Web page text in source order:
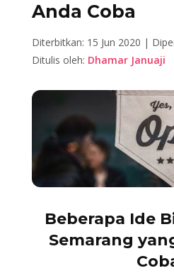
Anda Coba
Diterbitkan: 15 Jun 2020 |
Ditulis oleh: Dhamar Januaji
Beberapa Ide
Semarang